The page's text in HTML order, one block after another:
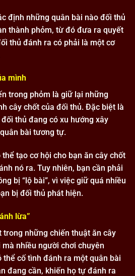
định những quân bài nào đối thủ
thành phỏm, từ đó đưa ra quyết
thủ đánh ra có phải là một cơ
mình
trong phỏm là giữ lại những
cây chốt của đối thủ. Đặc biệt là
thủ đang có xu hướng xây
bài tương tự.
tạo cơ hội cho bạn ăn cây chốt
nó ra. Tuy nhiên, bạn cần phải
bị “lộ bài”, vì việc giữ quá nhiều
bị đối thủ phát hiện.
lừa”
những chiến thuật ăn cây
nhiều người chơi chuyên
thể cố tình đánh ra một quân bài
đang cần, khiến họ tự đánh ra